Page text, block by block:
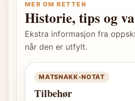
MER OM RETTEN
Historie, tips og
Ekstra informasjon fra
når den er utfylt.
MATSNAKK-NOTAT
Tilbehør